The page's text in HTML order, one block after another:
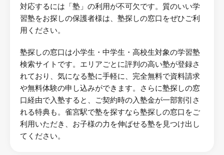
対応するには「塾」の利用が不可欠です。質のいい学
習塾をお探しの保護者様は、塾探しの窓口をぜひご利
用ください。
塾探しの窓口は小学生・中学生・高校生対象の学習塾
検索サイトです。エリアごとに評判の高い塾が登録さ
れており、気になる塾に手軽に、完全無料で資料請求
や無料体験の申し込みができます。さらに塾探しの窓
口経由で入塾すると、ご契約時の入塾金が一部割引さ
れる特典も。雀宮駅で塾を探すなら塾探しの窓口をご
利用いただき、お子様の力を伸ばせる塾を見つけ出し
てください。